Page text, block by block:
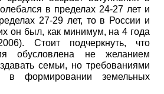
в пределах 24-27 лет и
27-29 лет, то в России и
он был, как минимум, на 4 года
Стоит подчеркнуть, что
обусловлена не желанием
семьи, но требованиями
в формировании земельных